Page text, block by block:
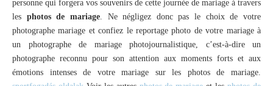
personne qui forgera vos souvenirs de cette journée de mariage à travers
les photos de mariage. Ne négligez donc pas le choix de votre
photographe mariage et confiez le reportage photo de votre mariage à
un photographe de mariage photojournalistique, c’est-à-dire un
photographe reconnu pour son attention aux moments forts et aux
émotions intenses de votre mariage sur les photos de mariage.